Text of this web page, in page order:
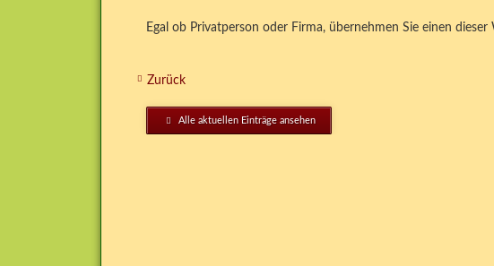
Egal ob Privatperson oder Firma, übernehmen Sie einen
Zurück
Alle aktuellen Einträge ansehen